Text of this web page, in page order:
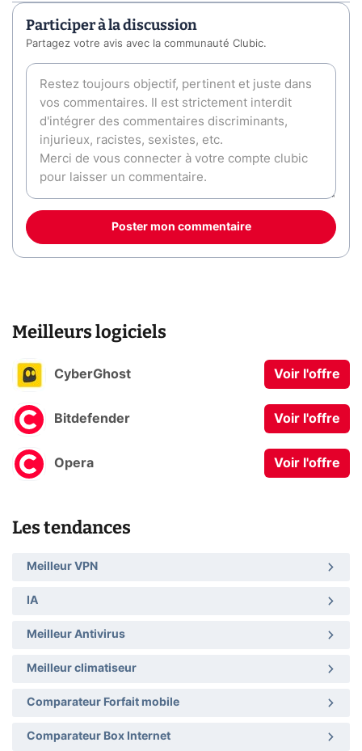
Participer à la discussion
Partagez votre avis avec la communauté Clubic.
Poster mon commentaire
Meilleurs logiciels
CyberGhost Voir l'offre
Bitdefender Voir l'offre
Opera Voir l'offre
Les tendances
Meilleur VPN
IA
Meilleur Antivirus
Meilleur climatiseur
Comparateur Forfait mobile
Comparateur Box Internet